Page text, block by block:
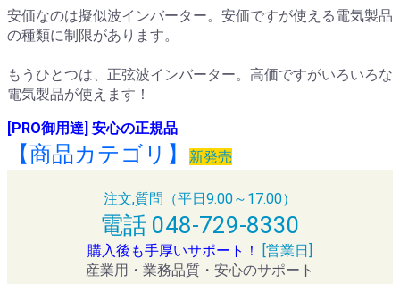
安価なのは擬似波インバーター。安価ですが使える電気製品
の種類に制限があります。
もうひとつは、正弦波インバーター。高価ですがいろいろな
電気製品が使えます！
[PRO御用達] 安心の正規品
【商品カテゴリ】 新発売
注文,質問（平日9:00～17:00）
電話 048-729-8330
購入後も手厚いサポート！
[営業日]
産業用・業務品質・安心のサポート